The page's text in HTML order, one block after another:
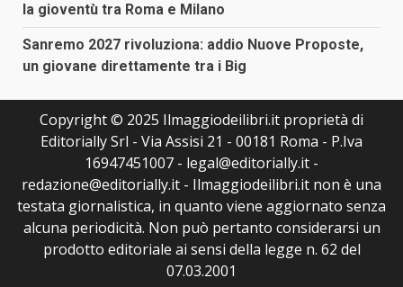
la gioventù tra Roma e Milano
Sanremo 2027 rivoluziona: addio Nuove Proposte,
un giovane direttamente tra i Big
Copyright © 2025 Ilmaggiodeilibri.it proprietà di
Editorially Srl - Via Assisi 21 - 00181 Roma - P.Iva
16947451007 - legal@editorially.it -
redazione@editorially.it - Ilmaggiodeilibri.it non è una
testata giornalistica, in quanto viene aggiornato senza
alcuna periodicità. Non può pertanto considerarsi un
prodotto editoriale ai sensi della legge n. 62 del
07.03.2001